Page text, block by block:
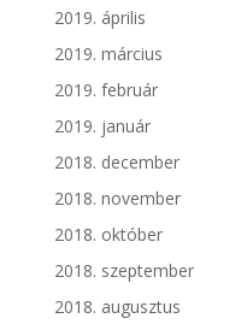
2019. április
2019. március
2019. február
2019. január
2018. december
2018. november
2018. október
2018. szeptember
2018. augusztus